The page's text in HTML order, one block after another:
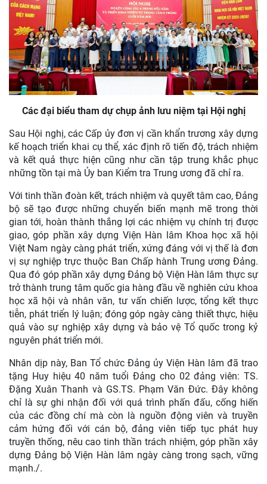
Các đại biểu tham dự chụp ảnh lưu niệm tại Hội nghị
Sau Hội nghị, các Cấp ủy đơn vị cần khẩn trương xây dựng
kế hoạch triển khai cụ thể, xác định rõ tiến độ, trách nhiệm
và kết quả thực hiện cũng như cần tập trung khắc phục
những tồn tại mà Ủy ban Kiểm tra Trung ương đã chỉ ra.
Với tinh thần đoàn kết, trách nhiệm và quyết tâm cao, Đảng
bộ sẽ tạo được những chuyển biến mạnh mẽ trong thời
gian tới, hoàn thành thắng lợi các nhiệm vụ chính trị được
giao, góp phần xây dựng Viện Hàn lâm Khoa học xã hội
Việt Nam ngày càng phát triển, xứng đáng với vị thế là đơn
vị sự nghiệp trực thuộc Ban Chấp hành Trung ương Đảng.
Qua đó góp phần xây dựng Đảng bộ Viện Hàn lâm thực sự
trở thành trung tâm quốc gia hàng đầu về nghiên cứu khoa
học xã hội và nhân văn, tư vấn chiến lược, tổng kết thực
tiễn, phát triển lý luận; đóng góp ngày càng thiết thực, hiệu
quả vào sự nghiệp xây dựng và bảo vệ Tổ quốc trong kỷ
nguyên phát triển mới.
Nhân dịp này, Ban Tổ chức Đảng ủy Viện Hàn lâm đã trao
tặng Huy hiệu 40 năm tuổi Đảng cho 02 đảng viên: TS.
Đặng Xuân Thanh và GS.TS. Phạm Văn Đức. Đây không
chỉ là sự ghi nhận đối với quá trình phấn đấu, cống hiến
của các đồng chí mà còn là nguồn động viên và truyền
cảm hứng đối với cán bộ, đảng viên tiếp tục phát huy
truyền thống, nêu cao tinh thần trách nhiệm, góp phần xây
dựng Đảng bộ Viện Hàn lâm ngày càng trong sạch, vững
mạnh./.